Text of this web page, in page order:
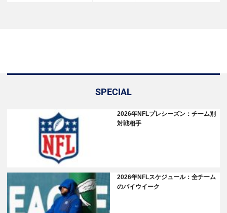
SPECIAL
2026年NFLプレシーズン：チーム別
対戦相手
2026年NFLスケジュール：全チーム
のバイウイーク